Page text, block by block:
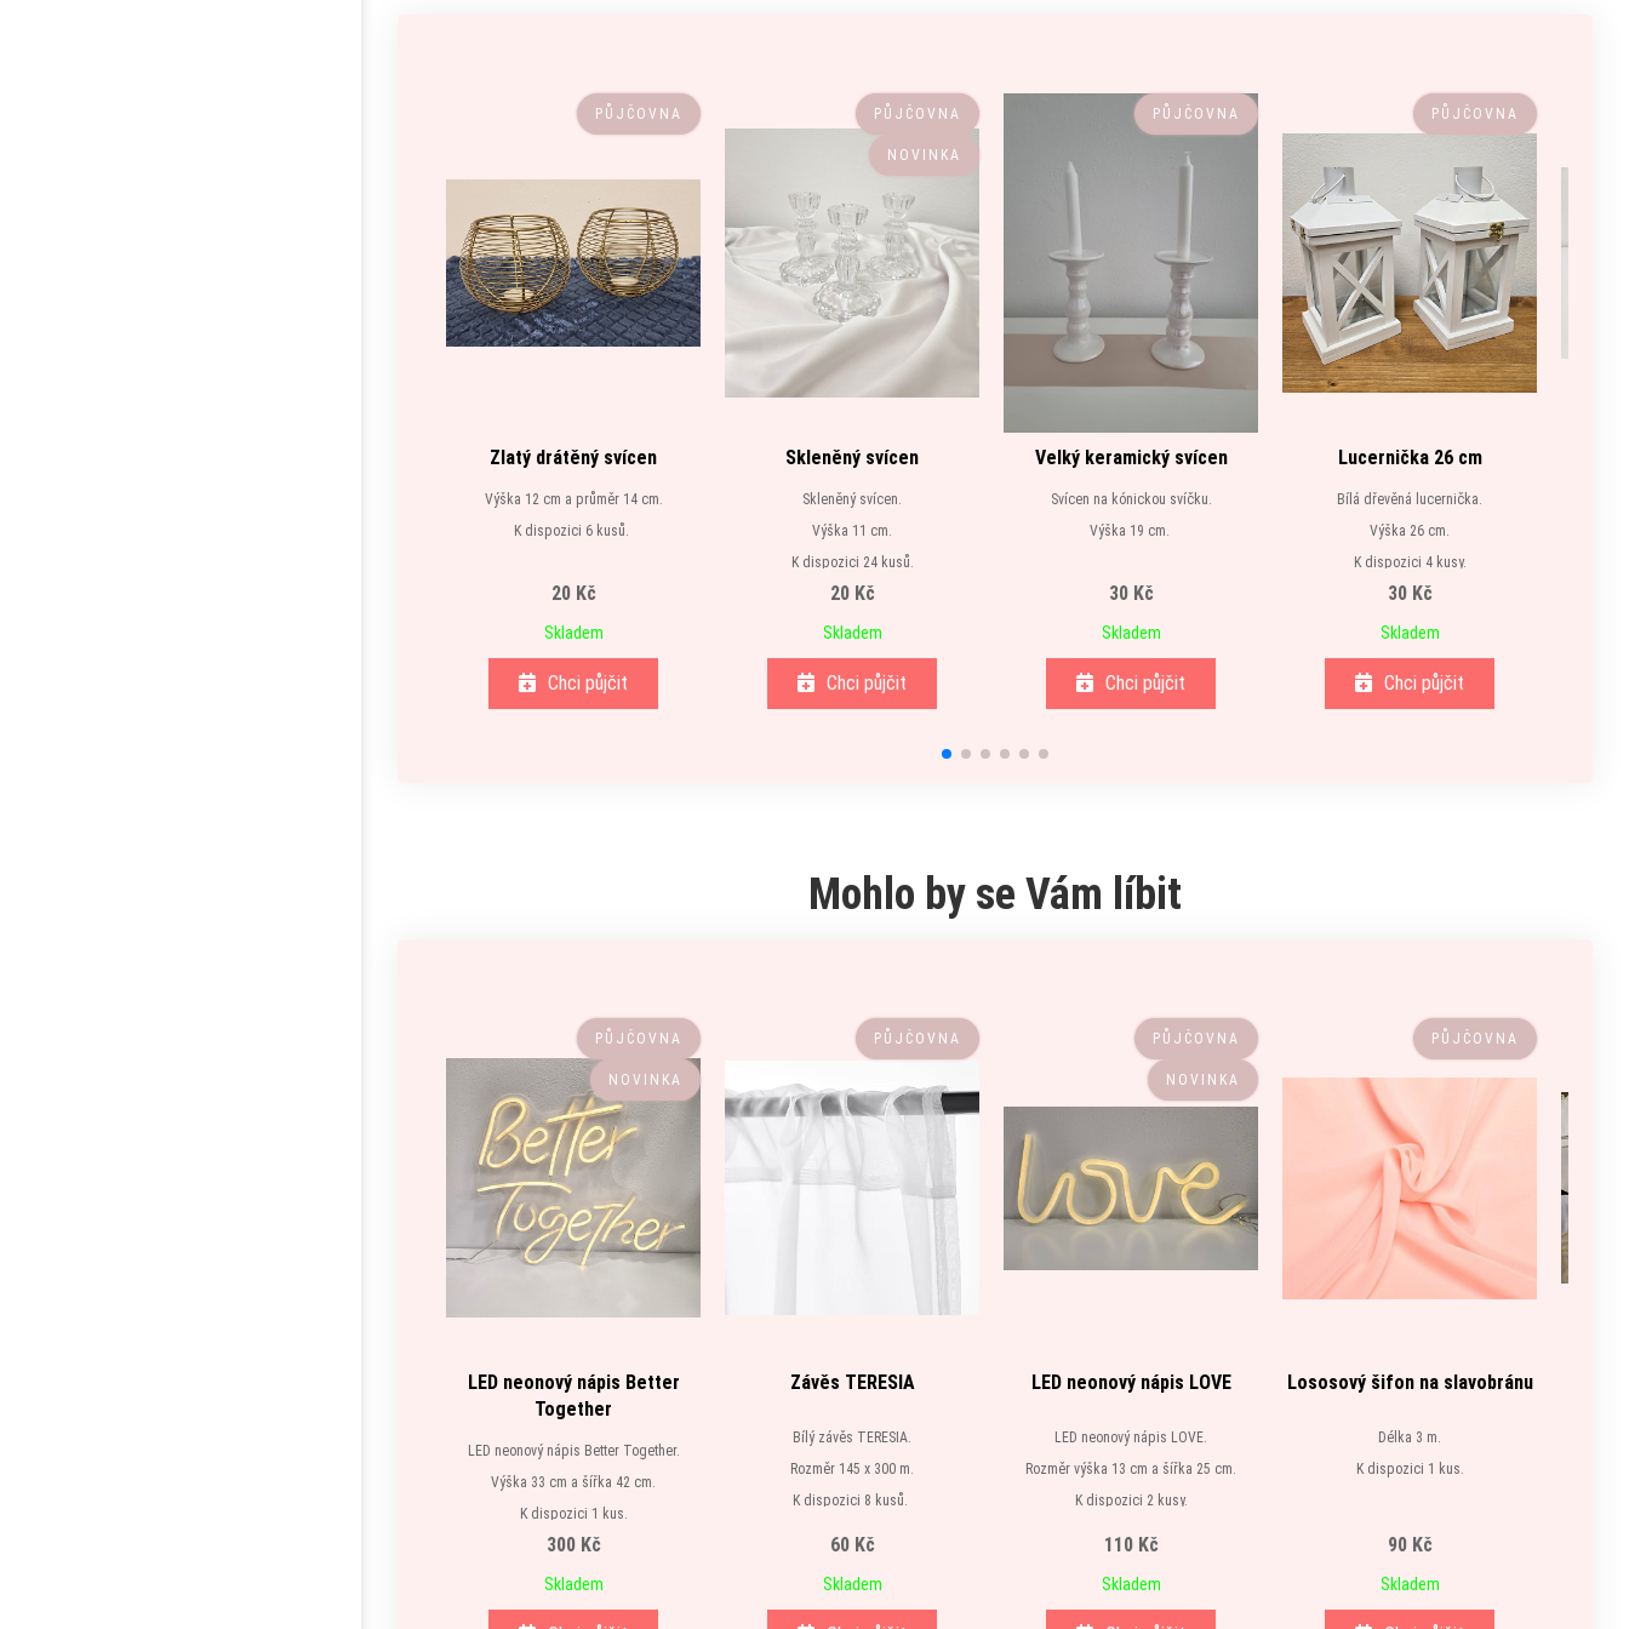
PŮJČOVNA
Zlatý drátěný svícen
Výška 12 cm a průměr 14 cm.
K dispozici 6 kusů.
20 Kč
Skladem
Chci půjčit
PŮJČOVNA
NOVINKA
Skleněný svícen
Skleněný svícen.
Výška 11 cm.
K dispozici 24 kusů.
20 Kč
Skladem
Chci půjčit
PŮJČOVNA
Velký keramický svícen
Svícen na kónickou svíčku.
Výška 19 cm.
30 Kč
Skladem
Chci půjčit
PŮJČOVNA
Lucernička 26 cm
Bílá dřevěná lucernička.
Výška 26 cm.
K dispozici 4 kusy.
30 Kč
Skladem
Chci půjčit
Mohlo by se Vám líbit
PŮJČOVNA
NOVINKA
LED neonový nápis Better
Together
LED neonový nápis Better Together.
Výška 33 cm a šířka 42 cm.
K dispozici 1 kus.
300 Kč
Skladem
PŮJČOVNA
Závěs TERESIA
Bílý závěs TERESIA.
Rozměr 145 x 300 m.
K dispozici 8 kusů.
60 Kč
Skladem
PŮJČOVNA
NOVINKA
LED neonový nápis LOVE
LED neonový nápis LOVE.
Rozměr výška 13 cm a šířka 25 cm.
K dispozici 2 kusy.
110 Kč
Skladem
PŮJČOVNA
Lososový šifon na slavobránu
Délka 3 m.
K dispozici 1 kus.
90 Kč
Skladem